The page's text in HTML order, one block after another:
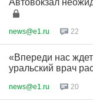
Автовокзал
news@e1.ru 22
«Впереди нас
уральский врач
news@e1.ru 20